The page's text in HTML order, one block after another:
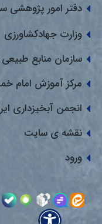
دفتر امور پژوهشی
وزارت جهادکشاورزی
سازمان منابع
مرکز آموزش امام
انجمن آبخیزداری
نقشه ی سایت
ورود